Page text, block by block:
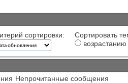
сортировки:
Сортировать
возрастанию
Непрочитанные сообщения